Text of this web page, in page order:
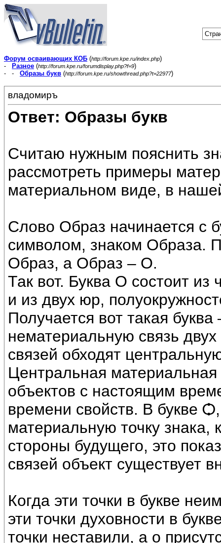
Форум осваивающих КОБ (http://forum.kpe.ru/index.php)
-
Разное (http://forum.kpe.ru/forumdisplay.php?f=9)
- - Образы букв (http://forum.kpe.ru/showthread.php?t=22977)
владомиръ
Ответ: Образы букв
Считаю нужным пояснить
рассмотреть примеры
материальном виде, в
Слово Образ начинается с
символом, знаком Образа.
Образ, а Образ – О.
Так вот. Буква О состоит из
и из двух юр,
Получается вот такая
нематериальную связь
связей обходят
Центральная материальная
объектов с настоящим
времени свойств. В букве
материальную точку знака,
стороны будущего, это
связей объект существует
Когда эти точки в букве
эти точки духовности в
точки неставили, а о